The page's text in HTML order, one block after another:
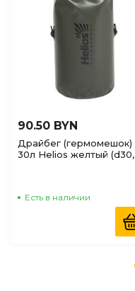
90.50 BYN
Драйбег (гермомешок)
30л Helios желтый (d30,
Есть в наличии